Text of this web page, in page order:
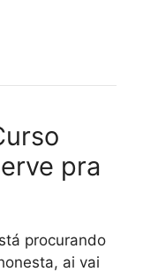
pra
procurando
ai vai